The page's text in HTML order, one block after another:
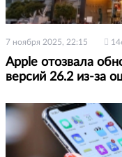
7 ноября 2025, 22:15
Apple отозвала
версий 26.2 из-за